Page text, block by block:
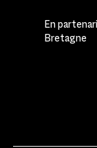
En
Bretagne